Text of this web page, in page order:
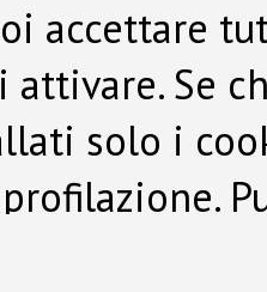
accettare
Se
solo i